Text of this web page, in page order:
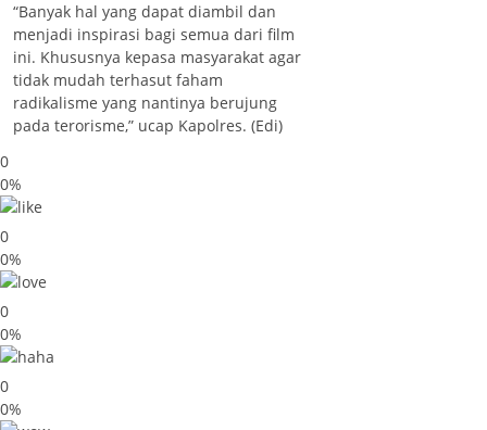
“Banyak hal yang dapat diambil dan
menjadi inspirasi bagi semua dari film
ini. Khususnya kepasa masyarakat agar
tidak mudah terhasut faham
radikalisme yang nantinya berujung
pada terorisme,” ucap Kapolres. (Edi)
0
0%
0
0%
0
0%
0
0%